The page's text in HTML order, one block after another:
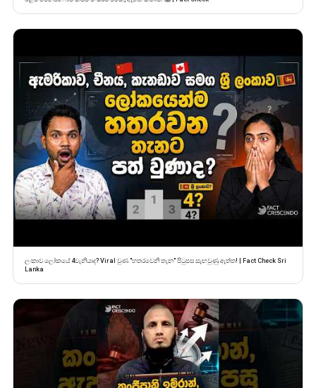
ලංකාව ලෝකයේ 4වැනියාද? Viral වුණ "හතරවෙනි තැන" පිටුපස සැඟවුණු ඇත්ත! | Fact Check Sri
Lanka